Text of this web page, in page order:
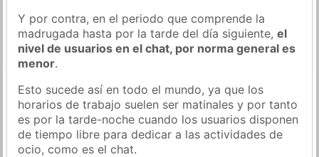
Y por contra, en el periodo que comprende la
madrugada hasta por la tarde del día siguiente,el
nivel de usuarios en el chat, por norma general es
menor.
Esto sucede así en todo el mundo, ya que los
horarios de trabajo suelen ser matinales y por tanto
es por la tarde-noche cuando los usuarios disponen
de tiempo libre para dedicar a las actividades de
ocio, como es el chat.